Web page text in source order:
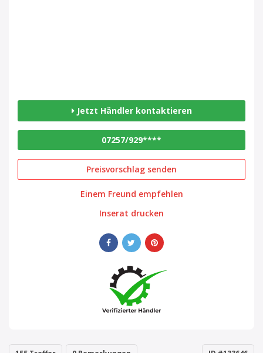
Jetzt Händler kontaktieren
07257/929****
Preisvorschlag senden
Einem Freund empfehlen
Inserat drucken